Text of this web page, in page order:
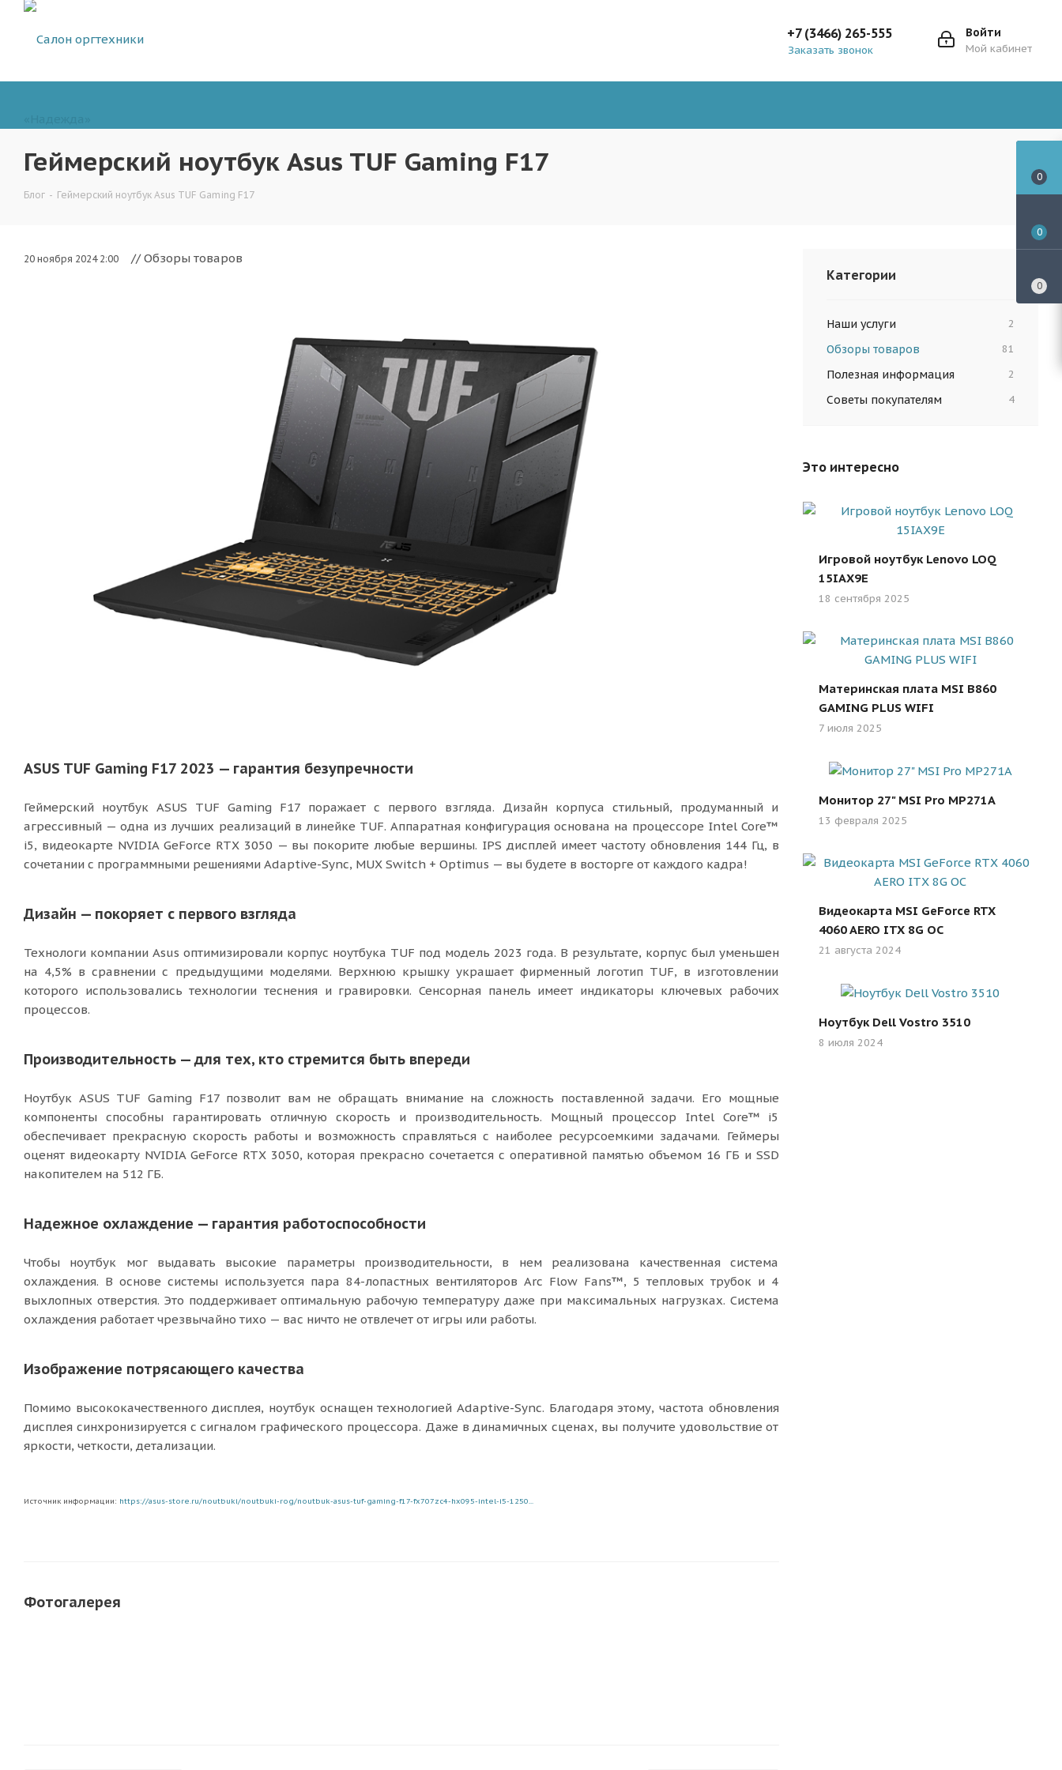
Войти
Мой кабинет
+7 (3466) 265-555
Заказать звонок
Геймерский ноутбук Asus TUF Gaming F17
Блог - Геймерский ноутбук Asus TUF Gaming F17
20 ноября 2024 2:00 // Обзоры товаров
ASUS TUF Gaming F17 2023 — гарантия безупречности
Геймерский ноутбук ASUS TUF Gaming F17 поражает с первого взгляда. Дизайн корпуса стильный, продуманный и
агрессивный — одна из лучших реализаций в линейке TUF. Аппаратная конфигурация основана на процессоре Intel Core™
i5, видеокарте NVIDIA GeForce RTX 3050 — вы покорите любые вершины. IPS дисплей имеет частоту обновления 144 Гц, в
сочетании с программными решениями Adaptive-Sync, MUX Switch + Optimus — вы будете в восторге от каждого кадра!
Дизайн — покоряет с первого взгляда
Технологи компании Asus оптимизировали корпус ноутбука TUF под модель 2023 года. В результате, корпус был уменьшен
на 4,5% в сравнении с предыдущими моделями. Верхнюю крышку украшает фирменный логотип TUF, в изготовлении
которого использовались технологии теснения и гравировки. Сенсорная панель имеет индикаторы ключевых рабочих
процессов.
Производительность — для тех, кто стремится быть впереди
Ноутбук ASUS TUF Gaming F17 позволит вам не обращать внимание на сложность поставленной задачи. Его мощные
компоненты способны гарантировать отличную скорость и производительность. Мощный процессор Intel Core™ i5
обеспечивает прекрасную скорость работы и возможность справляться с наиболее ресурсоемкими задачами. Геймеры
оценят видеокарту NVIDIA GeForce RTX 3050, которая прекрасно сочетается с оперативной памятью объемом 16 ГБ и SSD
накопителем на 512 ГБ.
Надежное охлаждение — гарантия работоспособности
Чтобы ноутбук мог выдавать высокие параметры производительности, в нем реализована качественная система
охлаждения. В основе системы используется пара 84-лопастных вентиляторов Arc Flow Fans™, 5 тепловых трубок и 4
выхлопных отверстия. Это поддерживает оптимальную рабочую температуру даже при максимальных нагрузках. Система
охлаждения работает чрезвычайно тихо — вас ничто не отвлечет от игры или работы.
Изображение потрясающего качества
Помимо высококачественного дисплея, ноутбук оснащен технологией Adaptive-Sync. Благодаря этому, частота обновления
дисплея синхронизируется с сигналом графического процессора. Даже в динамичных сценах, вы получите удовольствие от
яркости, четкости, детализации.
Источник информации: https://asus-store.ru/noutbuki/noutbuki-rog/noutbuk-asus-tuf-gaming-f17-fx707zc4-hx095-intel-i5-1250...
Фотогалерея
Категории
Наши услуги 2
Обзоры товаров 81
Полезная информация 2
Советы покупателям 4
Это интересно
Игровой ноутбук Lenovo LOQ
15IAX9E
18 сентября 2025
Материнская плата MSI B860
GAMING PLUS WIFI
7 июля 2025
Монитор 27" MSI Pro MP271A
13 февраля 2025
Видеокарта MSI GeForce RTX
4060 AERO ITX 8G OC
21 августа 2024
Ноутбук Dell Vostro 3510
8 июля 2024
0
0
0